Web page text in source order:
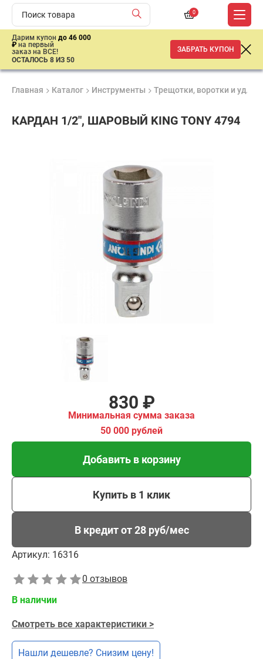
0
Дарим купон до 46 000
₽ на первый
заказ на ВСЕ!
ОСТАЛОСЬ 8 ИЗ 50
ЗАБРАТЬ КУПОН
Главная Каталог Инструменты Трещотки, воротки и
КАРДАН 1/2", ШАРОВЫЙ KING TONY 4794
от 2 дней
830 ₽
Минимальная сумма заказа
50 000 рублей
Добавить в корзину
Купить в 1 клик
В кредит от 28 руб/мес
Артикул: 16316
0 отзывов
В наличии
Смотреть все характеристики >
Нашли дешевле? Снизим цену!
Добавить в корзину
В кредит от 28 руб/мес